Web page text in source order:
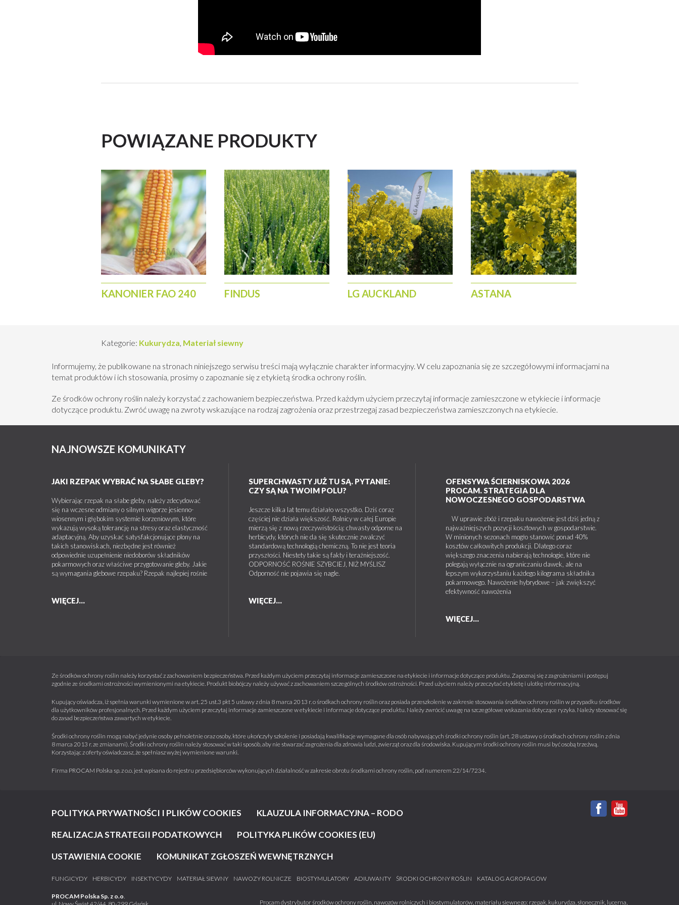
POWIĄZANE PRODUKTY
KANONIER FAO 240 FINDUS LG AUCKLAND ASTANA
Kategorie: Kukurydza, Materiał siewny
Informujemy, że publikowane na stronach niniejszego serwisu treści mają wyłącznie charakter informacyjny. W celu zapoznania się ze szczegółowymi informacjami na
temat produktów i ich stosowania, prosimy o zapoznanie się z etykietą środka ochrony roślin.
Ze środków ochrony roślin należy korzystać z zachowaniem bezpieczeństwa. Przed każdym użyciem przeczytaj informacje zamieszczone w etykiecie i informacje
dotyczące produktu. Zwróć uwagę na zwroty wskazujące na rodzaj zagrożenia oraz przestrzegaj zasad bezpieczeństwa zamieszczonych na etykiecie.
NAJNOWSZE KOMUNIKATY
JAKI RZEPAK WYBRAĆ NA SŁABE GLEBY?
Wybierając rzepak na słabe gleby, należy zdecydować
się na wczesne odmiany o silnym wigorze jesienno-
wiosennym i głębokim systemie korzeniowym, które
wykazują wysoką tolerancję na stresy oraz elastyczność
adaptacyjną. Aby uzyskać satysfakcjonujące plony na
takich stanowiskach, niezbędne jest również
odpowiednie uzupełnienie niedoborów składników
pokarmowych oraz właściwe przygotowanie gleby. Jakie
są wymagania glebowe rzepaku? Rzepak najlepiej rośnie
WIĘCEJ...
SUPERCHWASTY JUŻ TU SĄ. PYTANIE:
CZY SĄ NA TWOIM POLU?
Jeszcze kilka lat temu działało wszystko. Dziś coraz
częściej nie działa większość. Rolnicy w całej Europie
mierzą się z nową rzeczywistością: chwasty odporne na
herbicydy, których nie da się skutecznie zwalczyć
standardową technologią chemiczną. To nie jest teoria
przyszłości. Niestety takie są fakty i teraźniejszość.
ODPORNOŚĆ ROŚNIE SZYBCIEJ, NIŻ MYŚLISZ
Odporność nie pojawia się nagle.
WIĘCEJ...
OFENSYWA ŚCIERNISKOWA 2026
PROCAM. STRATEGIA DLA
NOWOCZESNEGO GOSPODARSTWA
W uprawie zbóż i rzepaku nawożenie jest dziś jedną z
najważniejszych pozycji kosztowych w gospodarstwie.
W minionych sezonach mogło stanowić ponad 40%
kosztów całkowitych produkcji. Dlatego coraz
większego znaczenia nabierają technologie, które nie
polegają wyłącznie na ograniczaniu dawek, ale na
lepszym wykorzystaniu każdego kilograma składnika
pokarmowego. Nawożenie hybrydowe – jak zwiększyć
efektywność nawożenia
WIĘCEJ...
Ze środków ochrony roślin należy korzystać z zachowaniem bezpieczeństwa. Przed każdym użyciem przeczytaj informacje zamieszczone na etykiecie i informacje dotyczące produktu. Zapoznaj się z zagrożeniami i postępuj
zgodnie ze środkami ostrożności wymienionymi na etykiecie. Produkt biobójczy należy używać z zachowaniem szczególnych środków ostrożności. Przed użyciem należy przeczytać etykietę i ulotkę informacyjną.
Kupujący oświadcza, iż spełnia warunki wymienione w art. 25 ust.3 pkt 5 ustawy z dnia 8 marca 2013 r. o środkach ochrony roślin oraz posiada przeszkolenie w zakresie stosowania środków ochrony roślin w przypadku środków
dla użytkowników profesjonalnych. Przed każdym użyciem przeczytaj informacje zamieszczone w etykiecie i informacje dotyczące produktu. Należy zwrócić uwagę na szczegółowe wskazania dotyczące ryzyka. Należy stosować się
do zasad bezpieczeństwa zawartych w etykiecie.
Środki ochrony roślin mogą nabyć jedynie osoby pełnoletnie oraz osoby, które ukończyły szkolenie i posiadają kwalifikacje wymagane dla osób nabywających środki ochrony roślin (art. 28 ustawy o środkach ochrony roślin z dnia
8 marca 2013 r. ze zmianami). Środki ochrony roślin należy stosować w taki sposób, aby nie stwarzać zagrożenia dla zdrowia ludzi, zwierząt oraz dla środowiska. Kupującym środki ochrony roślin musi być osobą trzeźwą.
Korzystając z oferty oświadczasz, że spełniasz wyżej wymienione warunki.
Firma PROCAM Polska sp. z o.o. jest wpisana do rejestru przedsiębiorców wykonujących działalność w zakresie obrotu środkami ochrony roślin, pod numerem 22/14/7234.
POLITYKA PRYWATNOŚCI I PLIKÓW COOKIES KLAUZULA INFORMACYJNA – RODO
REALIZACJA STRATEGII PODATKOWYCH POLITYKA PLIKÓW COOKIES (EU)
USTAWIENIA COOKIE KOMUNIKAT ZGŁOSZEŃ WEWNĘTRZNYCH
FUNGICYDY HERBICYDY INSEKTYCYDY MATERIAŁ SIEWNY NAWOZY ROLNICZE BIOSTYMULATORY ADIUWANTY ŚRODKI OCHRONY ROŚLIN KATALOG AGROFAGÓW
PROCAM Polska Sp. z o.o
Procam dystrybutor środków ochrony roślin, nawozów rolniczych i biostymulatorów, materiału siewnego: rzepak, kukurydza, słonecznik, lucerna,